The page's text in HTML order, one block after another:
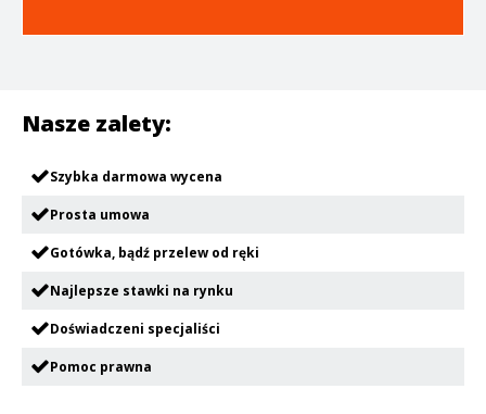
Nasze zalety:
Szybka darmowa wycena
Prosta umowa
Gotówka, bądź przelew od ręki
Najlepsze stawki na rynku
Doświadczeni specjaliści
Pomoc prawna